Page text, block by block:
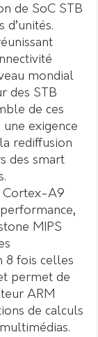
de SoC STB
mondial
des STB
de ces
une exigence
rediffusion
des smart
Cortex-A9
MIPS
8 fois celles
permet de
ARM
de calculs